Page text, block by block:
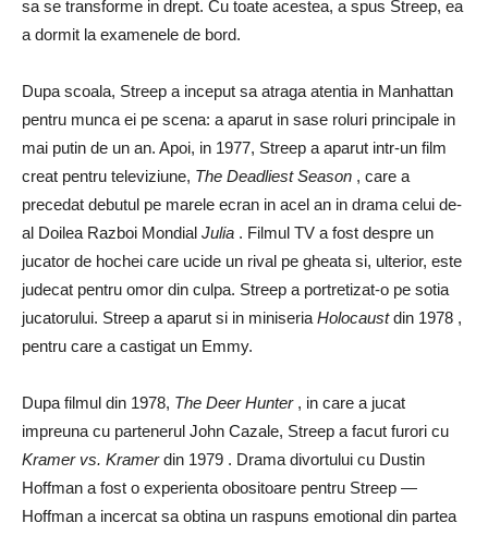
sa se transforme in drept. Cu toate acestea, a spus Streep, ea
a dormit la examenele de bord.
Dupa scoala, Streep a inceput sa atraga atentia in Manhattan
pentru munca ei pe scena: a aparut in sase roluri principale in
mai putin de un an. Apoi, in 1977, Streep a aparut intr-un film
creat pentru televiziune, The Deadliest Season , care a
precedat debutul pe marele ecran in acel an in drama celui de-
al Doilea Razboi Mondial Julia . Filmul TV a fost despre un
jucator de hochei care ucide un rival pe gheata si, ulterior, este
judecat pentru omor din culpa. Streep a portretizat-o pe sotia
jucatorului. Streep a aparut si in miniseria Holocaustdin 1978 ,
pentru care a castigat un Emmy.
Dupa filmul din 1978, The Deer Hunter, in care a jucat
impreuna cu partenerul John Cazale, Streep a facut furori cu
Kramer vs. Kramerdin 1979 . Drama divortului cu Dustin
Hoffman a fost o experienta obositoare pentru Streep —
Hoffman a incercat sa obtina un raspuns emotional din partea